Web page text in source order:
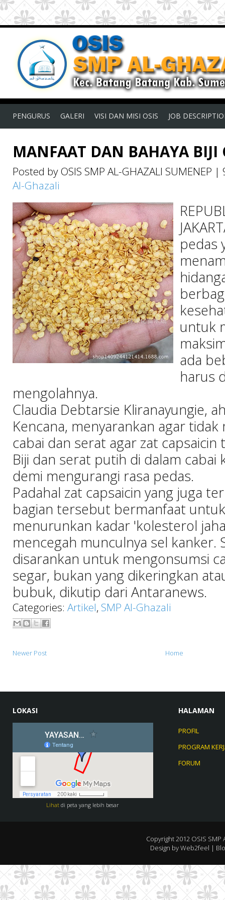
PENGURUS GALERI VISI DAN MISI OSIS JOB
MANFAAT DAN BAHAYA BIJI
Posted by OSIS SMP AL-GHAZALI SUMENEP |
Al-Ghazali
pedas
untuk
ada
harus
mengolahnya.
Claudia Debtarsie Kliranayungie,
Kencana, menyarankan agar
cabai dan serat agar zat
Biji dan serat putih di dalam cabai
demi mengurangi rasa pedas.
Padahal zat capsaicin yang juga
bagian tersebut bermanfaat
menurunkan kadar 'kolesterol
mencegah munculnya sel kanker.
disarankan untuk mengonsumsi
segar, bukan yang dikeringkan
bubuk, dikutip dari Antaranews.
Categories: Artikel, SMP Al-Ghazali
Newer Post Home
LOKASI
Lihatdi peta yang lebih besar
HALAMAN
PROFIL
PROGRAM
FORUM
Copyright 2012 OSIS SMP
Design byWeb2feel |